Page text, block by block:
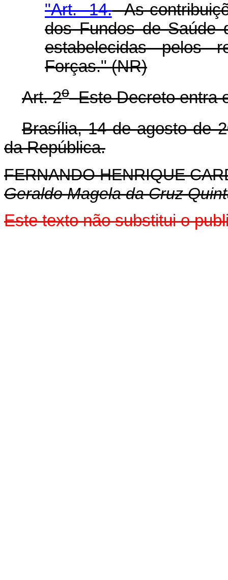
"Art. 14.As
dos Fundos de Saúde
estabelecidas pelos
Forças." (NR)
Art. 2oEste Decreto entra
Brasília, 14 de agosto de
da República.
FERNANDO HENRIQUE
Geraldo Magela da Cruz
Este texto não substitui o